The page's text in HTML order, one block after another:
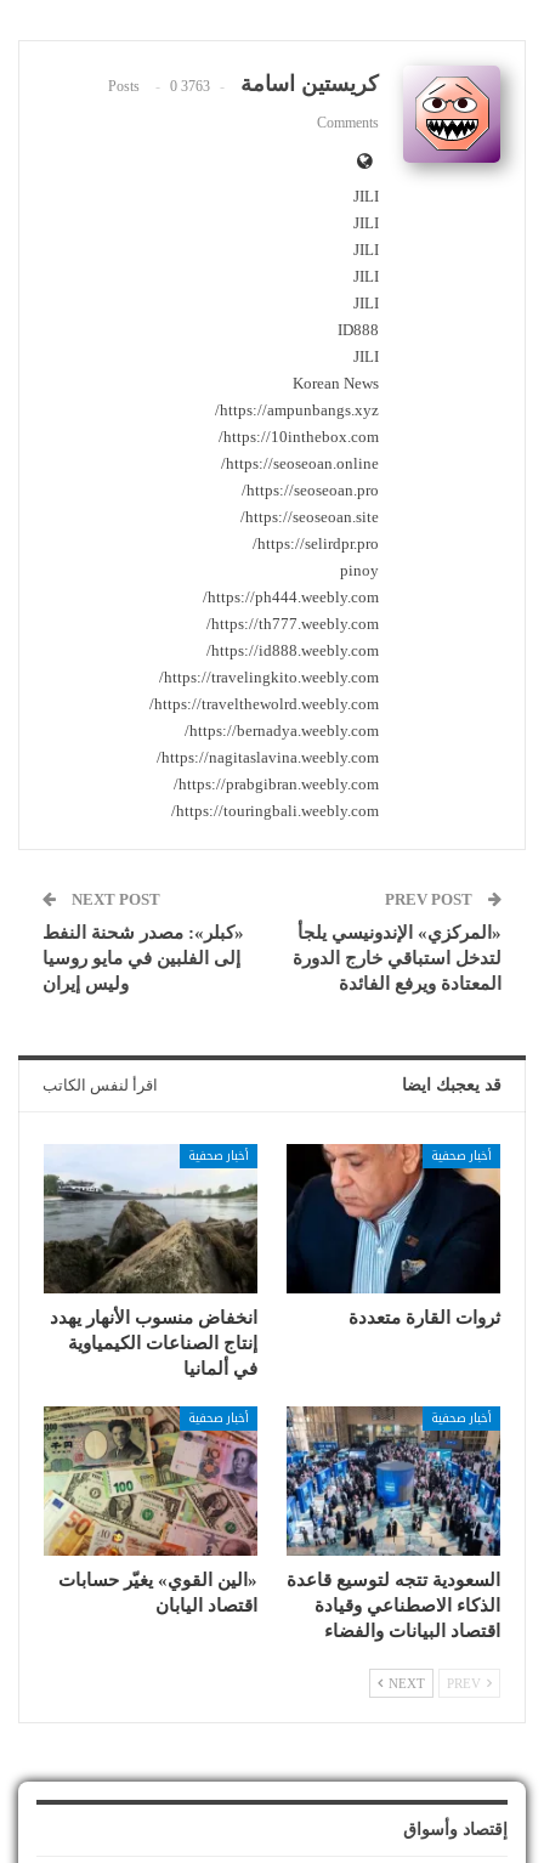
كريستين اسامة 3763 Posts
0
Comments
JILI
JILI
JILI
JILI
JILI
ID888
JILI
Korean News
https://ampunbangs.xyz/
https://10inthebox.com/
https://seoseoan.online/
https://seoseoan.pro/
https://seoseoan.site/
https://selirdpr.pro/
pinoy
https://ph444.weebly.com/
https://th777.weebly.com/
https://id888.weebly.com/
https://travelingkito.weebly.com/
https://travelthewolrd.weebly.com/
https://bernadya.weebly.com/
https://nagitaslavina.weebly.com/
https://prabgibran.weebly.com/
https://touringbali.weebly.com/
«المركزي» الإندونيسي يلجأ
لتدخل استباقي خارج الدورة
المعتادة ويرفع الفائدة
NEXT POST
«كبلر»: مصدر شحنة النفط
إلى الفلبين في مايو روسيا
وليس إيران
قد يعجبك ايضا اقرأ لنفس الكاتب
أخبار صحفية
ثروات القارة متعددة
أخبار صحفية
انخفاض منسوب الأنهار يهدد
إنتاج الصناعات الكيمياوية
في ألمانيا
أخبار صحفية
السعودية تتجه لتوسيع قاعدة
الذكاء الاصطناعي وقيادة
اقتصاد البيانات والفضاء
أخبار صحفية
«الين القوي» يغيّر حسابات
اقتصاد اليابان
NEXT
إقتصاد وأسواق